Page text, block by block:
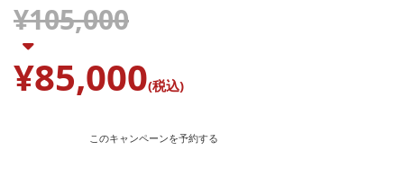
¥105,000
¥85,000(税込)
このキャンペーンを予約する